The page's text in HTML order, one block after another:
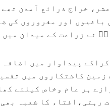
خراج ذرائع آمدن
باغیوں اور مفروروں کی
نے زراعت کے میدان میں
پیداوار میں اضافہ
زمین کاشتکاروں میں
ہر عام وخاص کیلئے
رہتی،افتاء کا شعبہ